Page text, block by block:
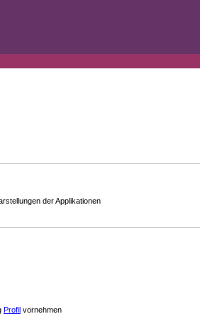
der Applikationen
Profil vornehmen